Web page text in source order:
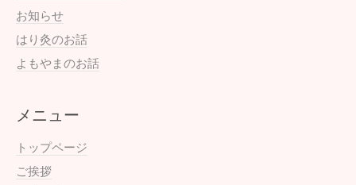
お知らせ
はり灸のお話
よもやまのお話
メニュー
トップページ
ご挨拶